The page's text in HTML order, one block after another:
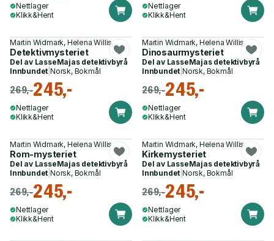
Nettlager
Klikk&Hent
Nettlager
Klikk&Hent
Martin Widmark, Helena Willis
Detektivmysteriet
Del av LasseMajas detektivbyrå
Innbundet |Norsk, Bokmål
269,-245,-
Nettlager
Klikk&Hent
Martin Widmark, Helena Willis
Dinosaurmysteriet
Del av LasseMajas detektivbyrå
Innbundet |Norsk, Bokmål
269,-245,-
Nettlager
Klikk&Hent
Martin Widmark, Helena Willis
Rom-mysteriet
Del av LasseMajas detektivbyrå
Innbundet |Norsk, Bokmål
269,-245,-
Nettlager
Klikk&Hent
Martin Widmark, Helena Willis
Kirkemysteriet
Del av LasseMajas detektivbyrå
Innbundet |Norsk, Bokmål
269,-245,-
Nettlager
Klikk&Hent